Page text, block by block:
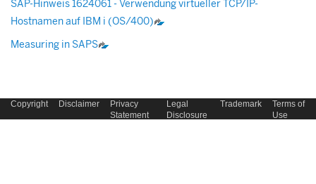
SAP-Hinweis 1624061 - Verwendung virtueller TCP/IP-
Hostnamen auf IBM i (OS/400)
Measuring in SAPS
Copyright Disclaimer
Privacy
Statement
Legal
Disclosure
Trademark
Terms of
Use